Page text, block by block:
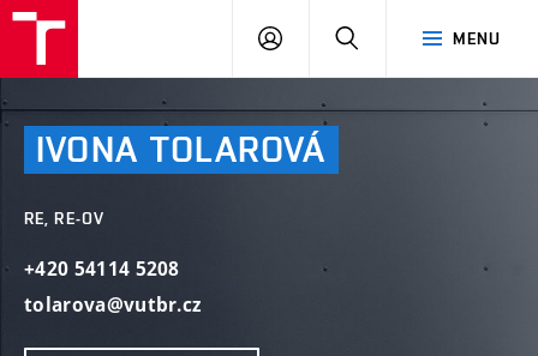
MENU
PŘIHLÁSIT
IVONA TOLAROVÁ
RE, RE-OV
+420 54114 5208
tolarova@vutbr.cz